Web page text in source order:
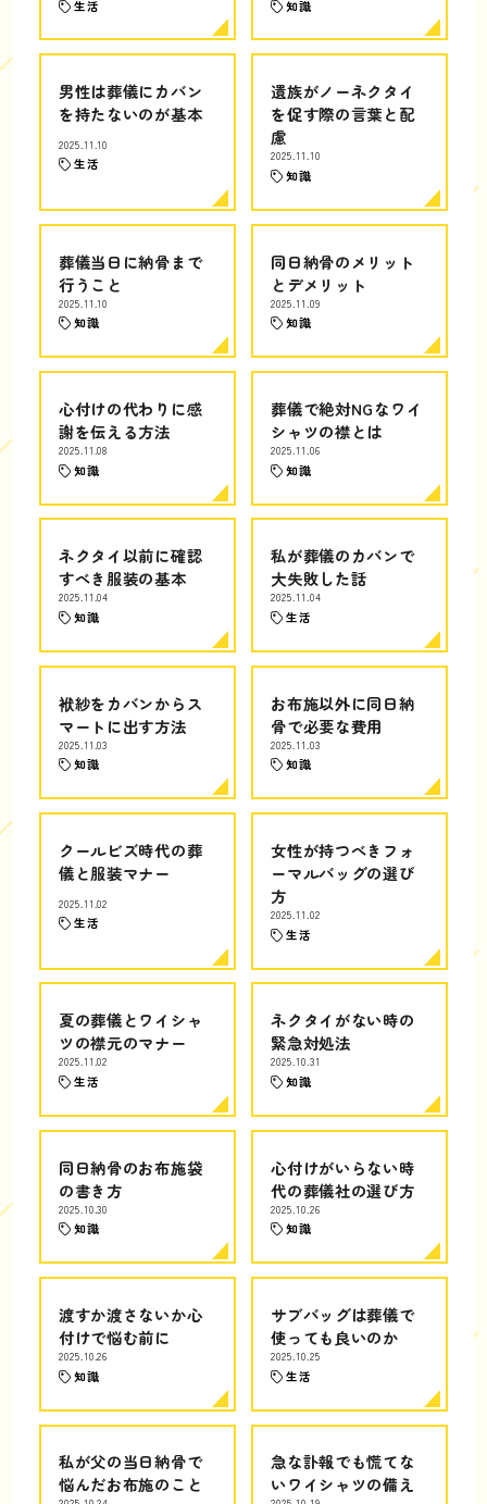
生活 知識
男性は葬儀にカバン
を持たないのが基本
2025.11.10
生活
遺族がノーネクタイ
を促す際の言葉と配
慮
2025.11.10
知識
葬儀当日に納骨まで
行うこと
2025.11.10
知識
同日納骨のメリット
とデメリット
2025.11.09
知識
心付けの代わりに感
謝を伝える方法
2025.11.08
知識
葬儀で絶対NGなワイ
シャツの襟とは
2025.11.06
知識
ネクタイ以前に確認
すべき服装の基本
2025.11.04
知識
私が葬儀のカバンで
大失敗した話
2025.11.04
生活
袱紗をカバンからス
マートに出す方法
2025.11.03
知識
お布施以外に同日納
骨で必要な費用
2025.11.03
知識
クールビズ時代の葬
儀と服装マナー
2025.11.02
生活
女性が持つべきフォ
ーマルバッグの選び
方
2025.11.02
生活
夏の葬儀とワイシャ
ツの襟元のマナー
2025.11.02
生活
ネクタイがない時の
緊急対処法
2025.10.31
知識
同日納骨のお布施袋
の書き方
2025.10.30
知識
心付けがいらない時
代の葬儀社の選び方
2025.10.26
知識
渡すか渡さないか心
付けで悩む前に
2025.10.26
知識
サブバッグは葬儀で
使っても良いのか
2025.10.25
生活
私が父の当日納骨で
悩んだお布施のこと
急な訃報でも慌てな
いワイシャツの備え